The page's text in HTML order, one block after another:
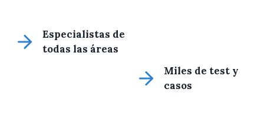
Especialistas de
todas las áreas
Miles de test y
casos